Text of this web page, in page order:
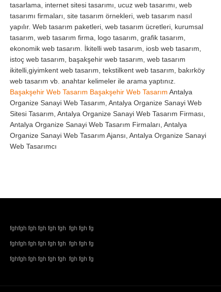
tasarlama, internet sitesi tasarımı, ucuz web tasarımı, web
tasarımı firmaları, site tasarım örnekleri, web tasarım nasıl
yapılır. Web tasarım paketleri, web tasarım ücretleri, kurumsal
tasarım, web tasarım firma, logo tasarım, grafik tasarım,
ekonomik web tasarım. İkitelli web tasarım, iosb web tasarım,
istoç web tasarım, başakşehir web tasarım, web tasarım
ikitelli,giyimkent web tasarım, tekstilkent web tasarım, bakırköy
web tasarım vb. anahtar kelimeler ile arama yaptınız.
Başakşehir Web Tasarım Başakşehir Web Tasarım Antalya
Organize Sanayi Web Tasarım, Antalya Organize Sanayi Web
Sitesi Tasarım, Antalya Organize Sanayi Web Tasarım Firması,
Antalya Organize Sanayi Web Tasarım Firmaları, Antalya
Organize Sanayi Web Tasarım Ajansı, Antalya Organize Sanayi
Web Tasarımcı
fghfgh fgh fgh fgh fgh fgh fgh fg
fghfgh fgh fgh fgh fgh fgh fgh fg
fghfgh fgh fgh fgh fgh fgh fgh fg